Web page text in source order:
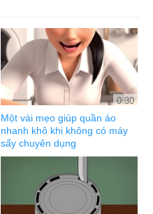
0:30
Một vài mẹo giúp quần áo
nhanh khô khi không có máy
sấy chuyên dụng